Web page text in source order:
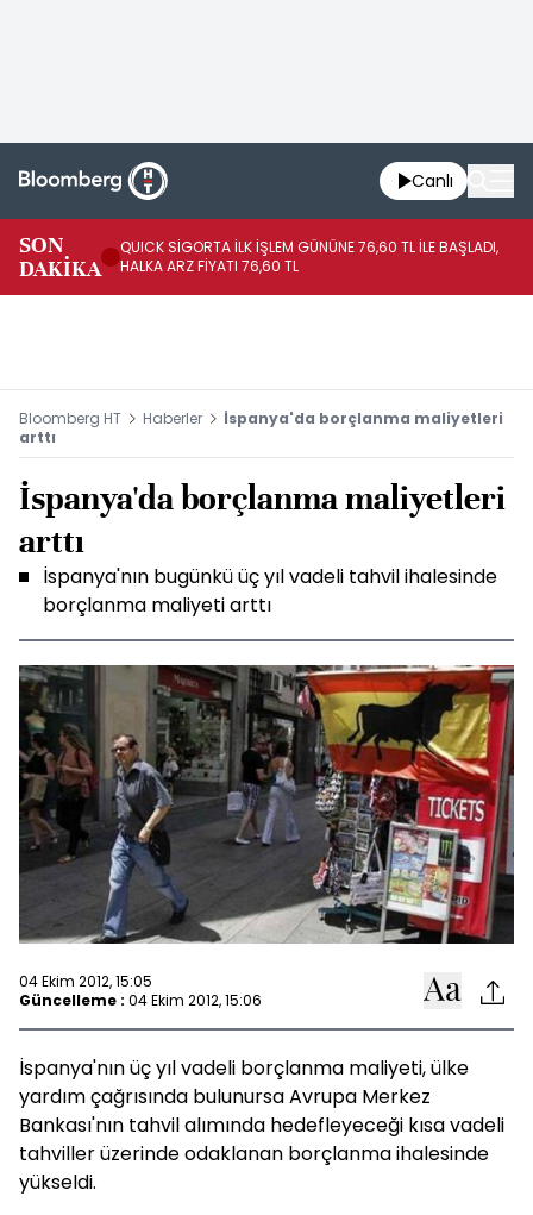
Canlı
SON
DAKİKA
QUICK SİGORTA İLK İŞLEM GÜNÜNE 76,60 TL İLE BAŞLADI,
HALKA ARZ FİYATI 76,60 TL
Bloomberg HT Haberler
İspanya'da borçlanma maliyetleri
arttı
İspanya'da borçlanma maliyetleri
arttı
İspanya'nın bugünkü üç yıl vadeli tahvil ihalesinde
borçlanma maliyeti arttı
04 Ekim 2012, 15:05
Güncelleme : 04 Ekim 2012, 15:06
İspanya'nın üç yıl vadeli borçlanma maliyeti, ülke
yardım çağrısında bulunursa Avrupa Merkez
Bankası'nın tahvil alımında hedefleyeceği kısa vadeli
tahviller üzerinde odaklanan borçlanma ihalesinde
yükseldi.